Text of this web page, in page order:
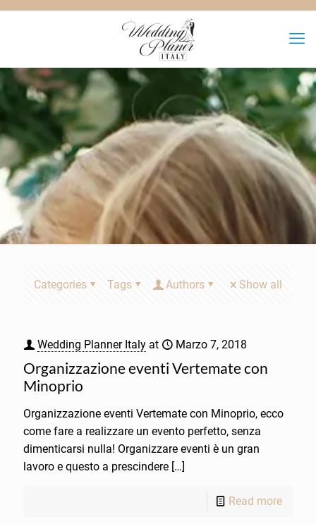
Categories Tags Authors Show all
Wedding Planner Italy at Marzo 7, 2018
Organizzazione eventi Vertemate con
Minoprio
Organizzazione eventi Vertemate con Minoprio, ecco
come fare a realizzare un evento perfetto, senza
dimenticarsi nulla! Organizzare eventi è un gran
lavoro e questo a prescindere […]
Read more